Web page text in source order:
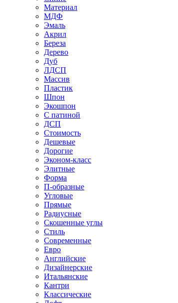
Материал
МДФ
Эмаль
Акрил
Береза
Дерево
Дуб
ЛДСП
Массив
Пластик
Шпон
Экошпон
С патиной
ДСП
Стоимость
Дешевые
Дорогие
Эконом-класс
Элитные
Форма
П-образные
Угловые
Прямые
Радиусные
Скошенные углы
Стиль
Современные
Евро
Английские
Дизайнерские
Итальянские
Кантри
Классические